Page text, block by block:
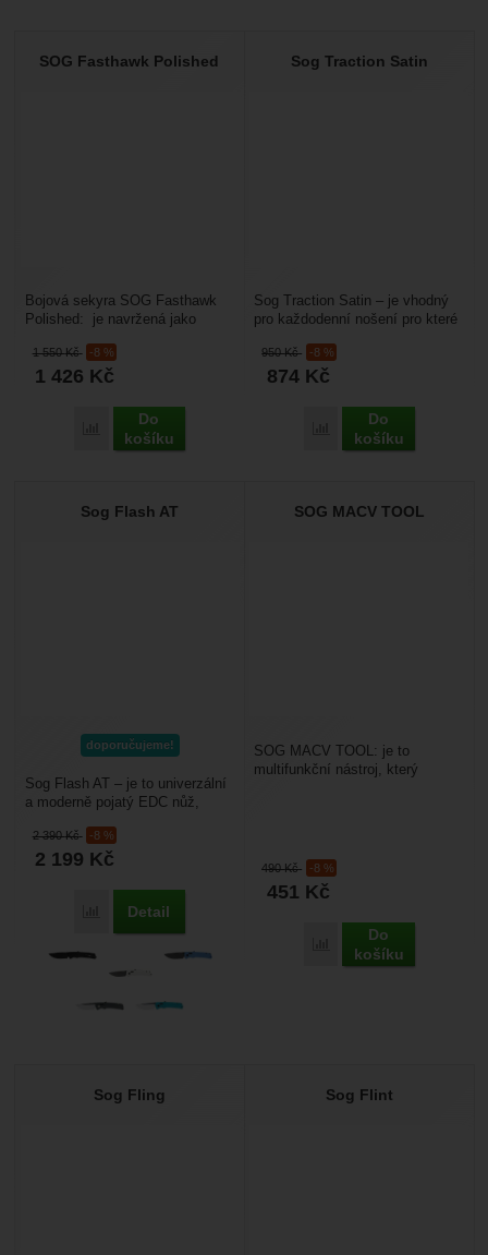
SOG Fasthawk Polished
1 550Kč -8 %
1 426 Kč
Přidat 'SOG Fasthawk Polished' k porovnání
Do
košíku
Bojová sekyra SOG Fasthawk
Polished: je navržená jako
policisty, bojovníky.......
Sog Traction Satin
950Kč -8 %
874 Kč
Přidat 'Sog Traction
Do
košíku
Sog Traction Satin – je vhodný
pro každodenní nošení pro které
vysoká...
Sog Flash AT
doporučujeme!
2 390Kč -8 %
2 199 Kč
Přidat 'Sog Flash AT' k porovnání
Detail
Sog Flash AT – je to univerzální
a moderně pojatý EDC nůž,
každého dne...
SOG MACV TOOL
490Kč -8 %
451 Kč
Přidat 'SOG MACV
Do
košíku
SOG MACV TOOL: je to
multifunkční nástroj, který
Sog Fling Sog Flint